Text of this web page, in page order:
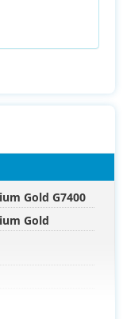
Gold G7400
Gold